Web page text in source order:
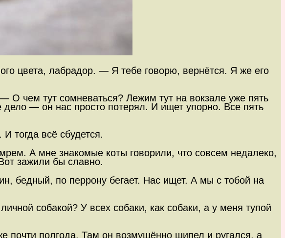
цвета, лабрадор. — Я тебе говорю, вернётся. Я же его
чем тут сомневаться? Лежим тут на вокзале уже пять
— он нас просто потерял. И ищет упорно. Все пять
тогда всё сбудется.
А мне знакомые коты говорили, что совсем недалеко,
зажили бы славно.
бедный, по перрону бегает. Нас ищет. А мы с тобой на
собакой? У всех собаки, как собаки, а у меня тупой
почти полгода. Там он возмущённо шипел и ругался, а